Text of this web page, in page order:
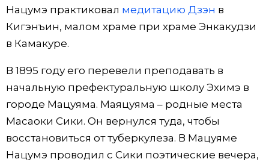
Нацумэ практиковал медитацию Дзэн в
Кигэнъин, малом храме при храме Энкакудзи
в Камакуре.
В 1895 году его перевели преподавать в
начальную префектуральную школу Эхимэ в
городе Мацуяма. Маяцуяма – родные места
Масаоки Сики. Он вернулся туда, чтобы
восстановиться от туберкулеза. В Мацуяме
Нацумэ проводил с Сики поэтические вечера,